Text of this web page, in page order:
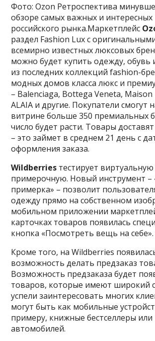
Фото: Ozon Ретроспектива
обзоре самых важных и интересных
российского рынка.Маркетплейс
раздел Fashion Lux с
всемирно известных люксовых
можно будет купить одежду, обувь
из последних коллекций fashion-
модных домов класса люкс и
– Balenciaga, Bottega Veneta,
ALAIA и другие. Покупатели смогут
витрине больше 350 премиальных
число будет расти. Товары
– это займет в среднем 21 день с
оформления заказа.
Wildberries тестирует виртуальную
примерочную. Новый инструмент –
примерка» – позволит
одежду прямо на собственном
мобильном приложении
карточках товаров появилась
кнопка «Посмотреть вещь на себе».
Кроме того, на Wildberries
возможность делать предзаказ
Возможность предзаказа будет
товаров, которые имеют широкий
успели заинтересовать многих
могут быть как мобильные
примеру, книжные бестселлеры
автомобилей.